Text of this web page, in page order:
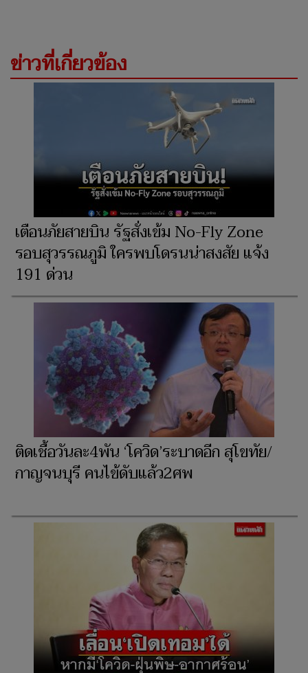
ข่าวที่เกี่ยวข้อง
เตือนภัยสายบิน รัฐสั่งเข้ม No-Fly Zone
รอบสุวรรณภูมิ ใครพบโดรนน่าสงสัย แจ้ง
191 ด่วน
ติดเชื้อวันละ4พัน ‘โควิด’ระบาดอีก สุโขทัย/
กาญจนบุรี คนไข้ดับแล้ว2ศพ